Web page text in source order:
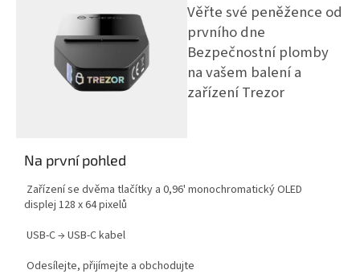
Věřte své peněžence od
prvního dne
Bezpečnostní plomby
na vašem balení a
zařízení Trezor
Na první pohled
Zařízení se dvěma tlačítky a 0,96' monochromatický OLED
displej 128 x 64 pixelů
USB-C → USB-C kabel
Odesílejte, přijímejte a obchodujte